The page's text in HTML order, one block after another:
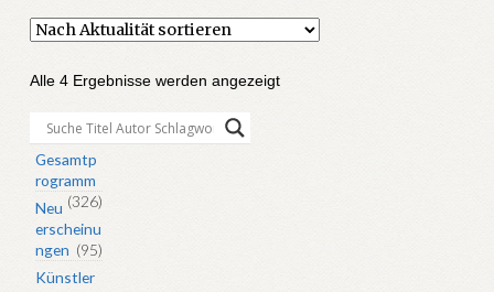
Alle 4 Ergebnisse werden angezeigtNach
Gesamtp
rogramm
(326)
Neu
erscheinu
ngen (95)
Künstler